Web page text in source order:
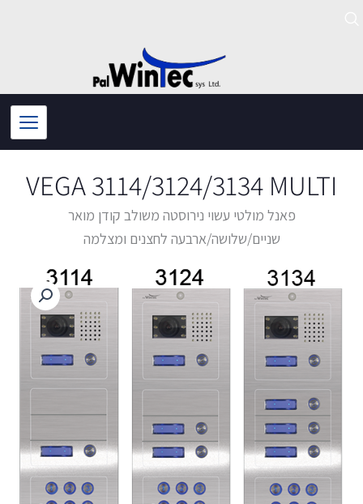
VEGA 3114/3124/3134 MULTI
פאנל מולטי עשוי נירוסטה משולב קודן מואר
שניים/שלושה/ארבעה לחצנים ומצלמה